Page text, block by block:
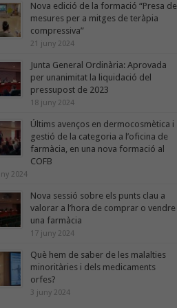
Nova edició de la formació “Presa de
mesures per a mitges de teràpia
compressiva”
21 juny 2024
Junta General Ordinària: Aprovada
per unanimitat la liquidació del
pressupost de 2023
18 juny 2024
Últims avenços en dermocosmètica i
gestió de la categoria a l’oficina de
farmàcia, en una nova formació al
COFB
2024
Nova sessió sobre els punts clau a
valorar a l’hora de comprar o vendre
una farmàcia
17 juny 2024
Què hem de saber de les malalties
minoritàries i dels medicaments
orfes?
3 juny 2024